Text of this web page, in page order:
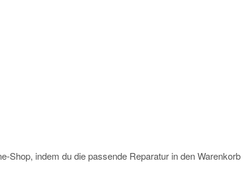
Shop, indem du die passende Reparatur in den Warenkorb